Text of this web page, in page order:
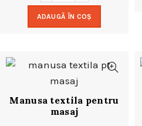
ADAUGĂ ÎN COȘ
Manusa textila pentru
masaj